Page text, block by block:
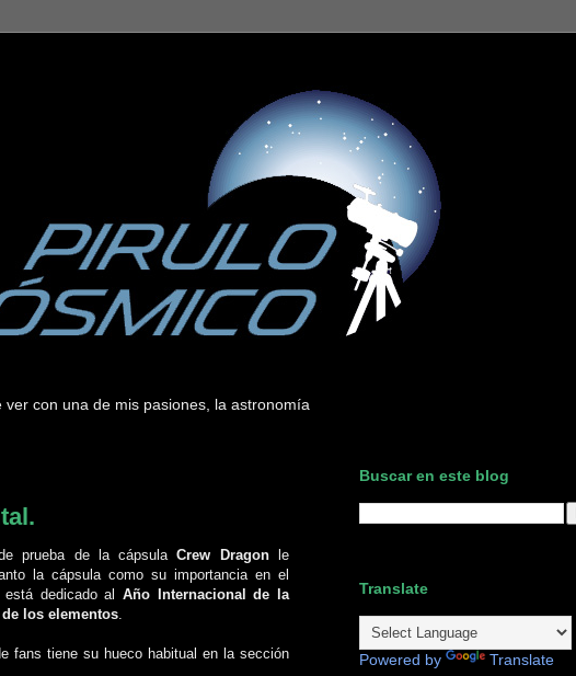
con una de mis pasiones, la astronomía
prueba de la cápsulaCrew Dragonle
la cápsula como su importancia en el
está dedicado al Año Internacional de la
los elementos.
fans tiene su hueco habitual en la sección
Buscar en este blog
Translate
Powered by Translate